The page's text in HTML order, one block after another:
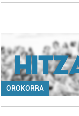
OROKORRA